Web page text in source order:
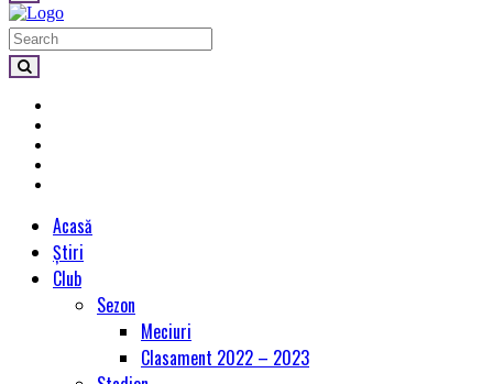
Acasă
Știri
Club
Sezon
Meciuri
Clasament 2022 – 2023